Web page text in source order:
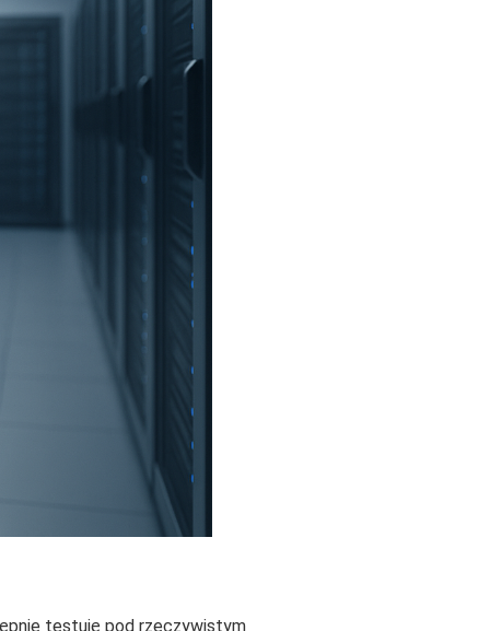
testuję pod rzeczywistym